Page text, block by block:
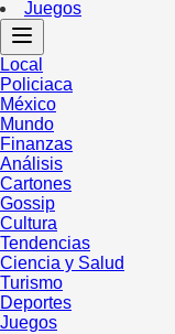
Juegos
Local
Policiaca
México
Mundo
Finanzas
Análisis
Cartones
Gossip
Cultura
Tendencias
Ciencia y Salud
Turismo
Deportes
Juegos